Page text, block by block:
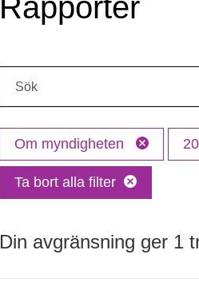
Rapporter
Om myndigheten
Ta bort alla filter
Din avgränsning ger 1